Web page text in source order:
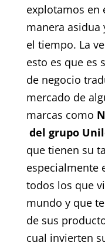
explotamos en
manera asidua
el tiempo. La
esto es que es
de negocio
mercado de
marcas como
del grupo
que tienen su
especialmente
todos los que
mundo y que
de sus
cual invierten